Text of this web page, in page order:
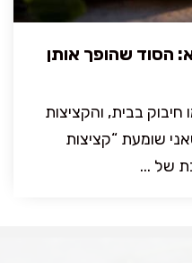
הסוד שהופך אותן
חיבוק בבית, והקציצות
שומעת “קציצות
של ...